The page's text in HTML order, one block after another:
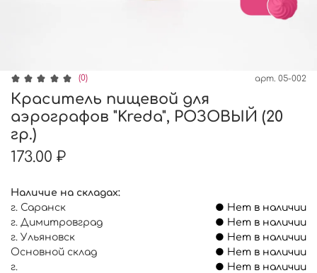
(0) арт. 05-002
Краситель пищевой для
аэрографов "Kreda", РОЗОВЫЙ (20
гр.)
173.00 ₽
Наличие на складах:
г. Саранск
● Нет в наличии
г. Димитровград
● Нет в наличии
г. Ульяновск
● Нет в наличии
Основной склад
● Нет в наличии
г.
● Нет в наличии